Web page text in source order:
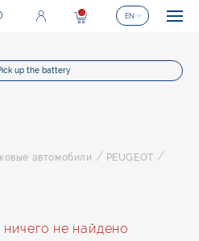
up the battery
автомобили / PEUGEOT /
не найдено
0 EN